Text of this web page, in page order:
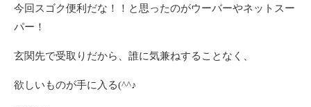
今回スゴク便利だな！！と思ったのがウーバーやネットスー
パー！
玄関先で受取りだから、誰に気兼ねすることなく、
欲しいものが手に入る(^^♪